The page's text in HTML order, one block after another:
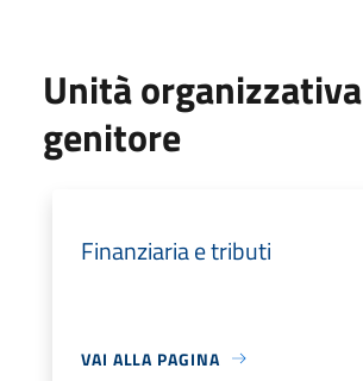
Unità organizzativa
genitore
Finanziaria e tributi
VAI ALLA PAGINA